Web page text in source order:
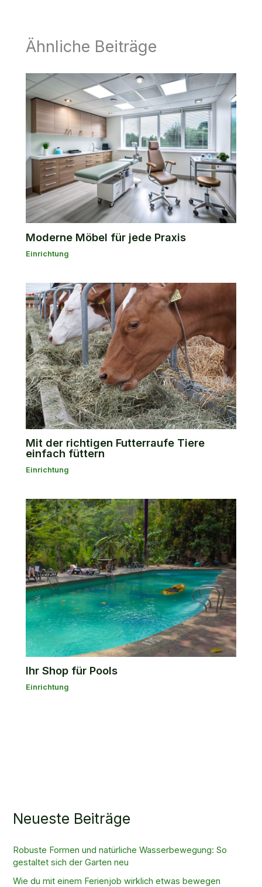
Ähnliche Beiträge
Moderne Möbel für jede Praxis
Einrichtung
Mit der richtigen Futterraufe Tiere
einfach füttern
Einrichtung
Ihr Shop für Pools
Einrichtung
Neueste Beiträge
Robuste Formen und natürliche Wasserbewegung: So
gestaltet sich der Garten neu
Wie du mit einem Ferienjob wirklich etwas bewegen